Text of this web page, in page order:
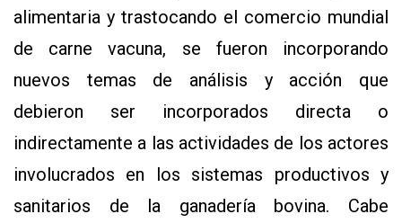
alimentaria y trastocando el comercio mundial
de carne vacuna, se fueron incorporando
nuevos temas de análisis y acción que
debieron ser incorporados directa o
indirectamente a las actividades de los actores
involucrados en los sistemas productivos y
sanitarios de la ganadería bovina. Cabe